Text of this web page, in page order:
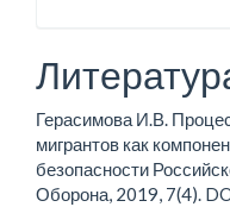
Герасимова И.В.
мигрантов как
безопасности
Оборона, 2019, 7(4).